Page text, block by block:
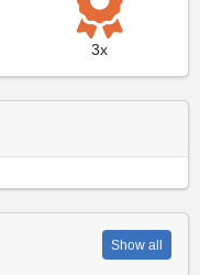
3x
Show all